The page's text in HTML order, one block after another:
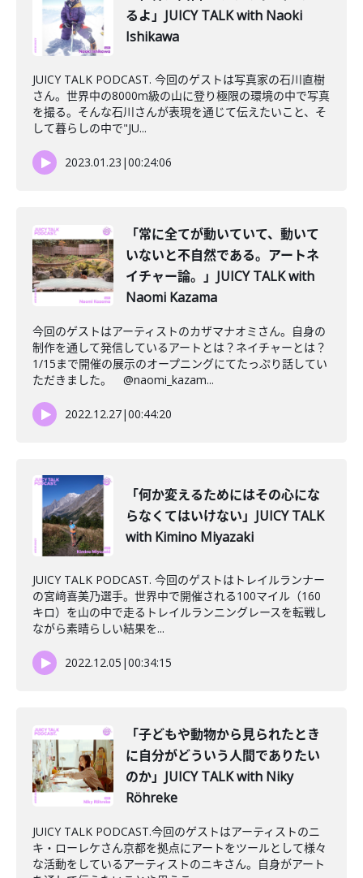
るよ」JUICY TALK with Naoki
Ishikawa
JUICY TALK PODCAST. 今回のゲストは写真家の石川直樹
さん。世界中の8000m級の山に登り極限の環境の中で写真
を撮る。そんな石川さんが表現を通じて伝えたいこと、そ
して暮らしの中で"JU...
2023.01.23 |00:24:06
「常に全てが動いていて、動いて
いないと不自然である。アートネ
イチャー論。」JUICY TALK with
Naomi Kazama
今回のゲストはアーティストのカザマナオミさん。自身の
制作を通して発信しているアートとは？ネイチャーとは？
1/15まで開催の展示のオープニングにてたっぷり話してい
ただきました。 @naomi_kazam...
2022.12.27|00:44:20
「何か変えるためにはその心にな
らなくてはいけない」JUICY TALK
with Kimino Miyazaki
JUICY TALK PODCAST. 今回のゲストはトレイルランナー
の宮﨑喜美乃選手。世界中で開催される100マイル（160
キロ）を山の中で走るトレイルランニングレースを転戦し
ながら素晴らしい結果を...
2022.12.05 |00:34:15
「子どもや動物から見られたとき
に自分がどういう人間でありたい
のか」JUICY TALK with Niky
Röhreke
JUICY TALK PODCAST.今回のゲストはアーティストのニ
キ・ローレケさん京都を拠点にアートをツールとして様々
な活動をしているアーティストのニキさん。自身がアート